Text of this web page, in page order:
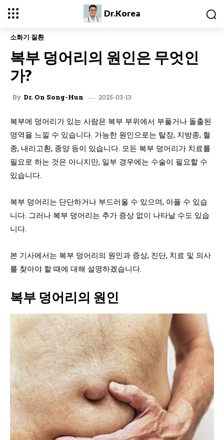
Dr.Korea
소화기 질환
복부 덩어리의 원인은 무엇인
가?
By Dr. On Song-Hun 2025-03-13
복부에 덩어리가 있는 사람은 복부 부위에서 부풀거나 돌출된
영역을 느낄 수 있습니다. 가능한 원인으로는 탈장, 지방종, 혈
종, 내리고환, 종양 등이 있습니다. 모든 복부 덩어리가 치료를
필요로 하는 것은 아니지만, 일부 경우에는 수술이 필요할 수
있습니다.
복부 덩어리는 단단하거나 부드러울 수 있으며, 아플 수 있습
니다. 그러나 복부 덩어리는 추가 증상 없이 나타날 수도 있습
니다.
본 기사에서는 복부 덩어리의 원인과 증상, 진단, 치료 및 의사
를 찾아야 할 때에 대해 설명하겠습니다.
복부 덩어리의 원인